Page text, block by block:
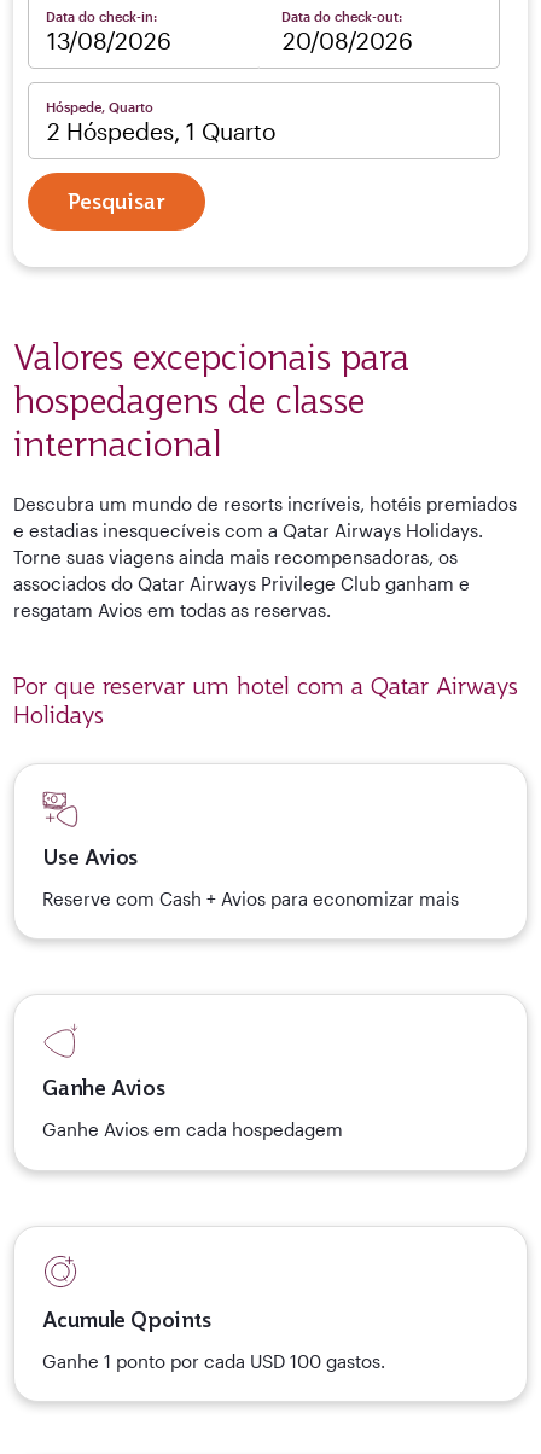
Data do check-in: Data do check-out:
Hóspede, Quarto
2 Hóspedes, 1 Quarto
Pesquisar
Valores excepcionais para
hospedagens de classe
internacional
Descubra um mundo de resorts incríveis, hotéis premiados
e estadias inesquecíveis com a Qatar Airways Holidays.
Torne suas viagens ainda mais recompensadoras, os
associados do Qatar Airways Privilege Club ganham e
resgatam Avios em todas as reservas.
Por que reservar um hotel com a Qatar Airways
Holidays
Use Avios
Reserve com Cash + Avios para economizar mais
Ganhe Avios
Ganhe Avios em cada hospedagem
Acumule Qpoints
Ganhe 1 ponto por cada USD 100 gastos.